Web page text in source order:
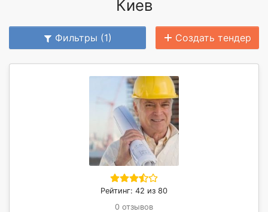
Киев
Фильтры (1) Создать тендер
Рейтинг: 42 из 80
0 отзывов